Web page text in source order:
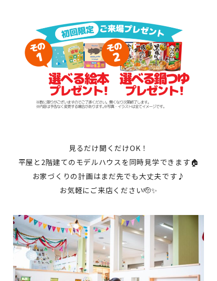
見るだけ聞くだけOK！
平屋と2階建てのモデルハウスを同時見学できます🏠
お家づくりの計画はまだ先でも大丈夫です♪
お気軽にご来店ください🫡✨